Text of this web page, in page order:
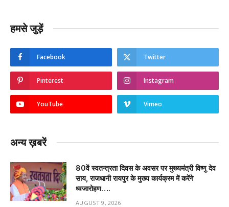
हमसे जुड़ें
Facebook Twitter
Pinterest Instagram
YouTube Vimeo
अन्य ख़बरें
80वें स्वतन्त्रता दिवस के अवसर पर मुख्यमंत्री विष्णु देव
साय, राजधानी रायपुर के मुख्य कार्यक्रम में करेंगे
ध्वजारोहण….
AUGUST 9, 2026